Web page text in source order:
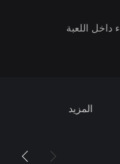
داخل اللعبة
المزيد